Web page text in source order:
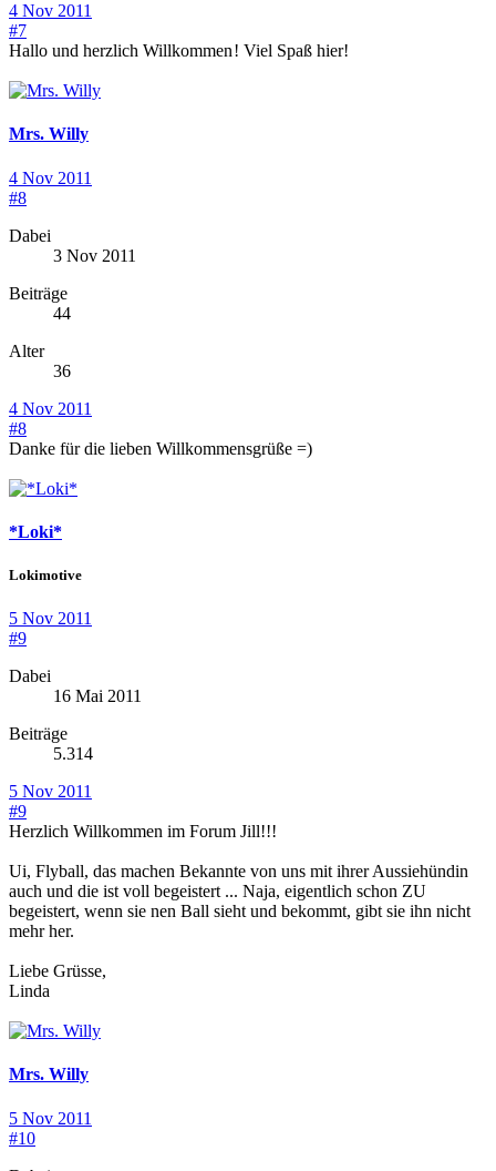
4 Nov 2011
#7
Hallo und herzlich Willkommen! Viel Spaß hier!
Mrs. Willy
4 Nov 2011
#8
Dabei
3 Nov 2011
Beiträge
44
Alter
36
4 Nov 2011
#8
Danke für die lieben Willkommensgrüße =)
*Loki*
Lokimotive
5 Nov 2011
#9
Dabei
16 Mai 2011
Beiträge
5.314
5 Nov 2011
#9
Herzlich Willkommen im Forum Jill!!!
Ui, Flyball, das machen Bekannte von uns mit ihrer Aussiehündin
auch und die ist voll begeistert ... Naja, eigentlich schon ZU
begeistert, wenn sie nen Ball sieht und bekommt, gibt sie ihn nicht
mehr her.
Liebe Grüsse,
Linda
Mrs. Willy
5 Nov 2011
#10